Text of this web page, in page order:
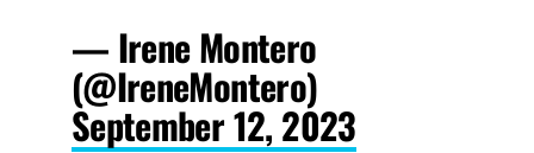
— Irene Montero
(@IreneMontero)
September 12, 2023